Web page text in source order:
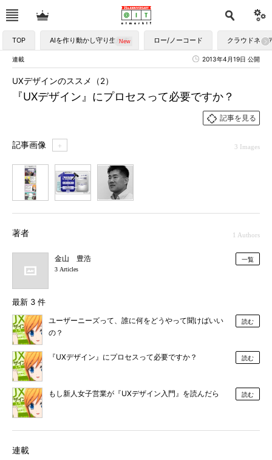
TOP AIを作り動かし守り生かす ロー/ノーコード クラウドネイ
連載 2013年4月19日 公開
『UXデザイン』にプロセスって必要ですか？
UXデザインのススメ（2）
記事を見る
記事画像 ＋ 3 Images
著者 1 Authors
金山 豊浩
3 Articles
一覧
最新 3 件
ユーザーニーズって、誰に何をどうやって聞けばいい
の？
読む
『UXデザイン』にプロセスって必要ですか？ 読む
もし新人女子営業が『UXデザイン入門』を読んだら 読む
連載